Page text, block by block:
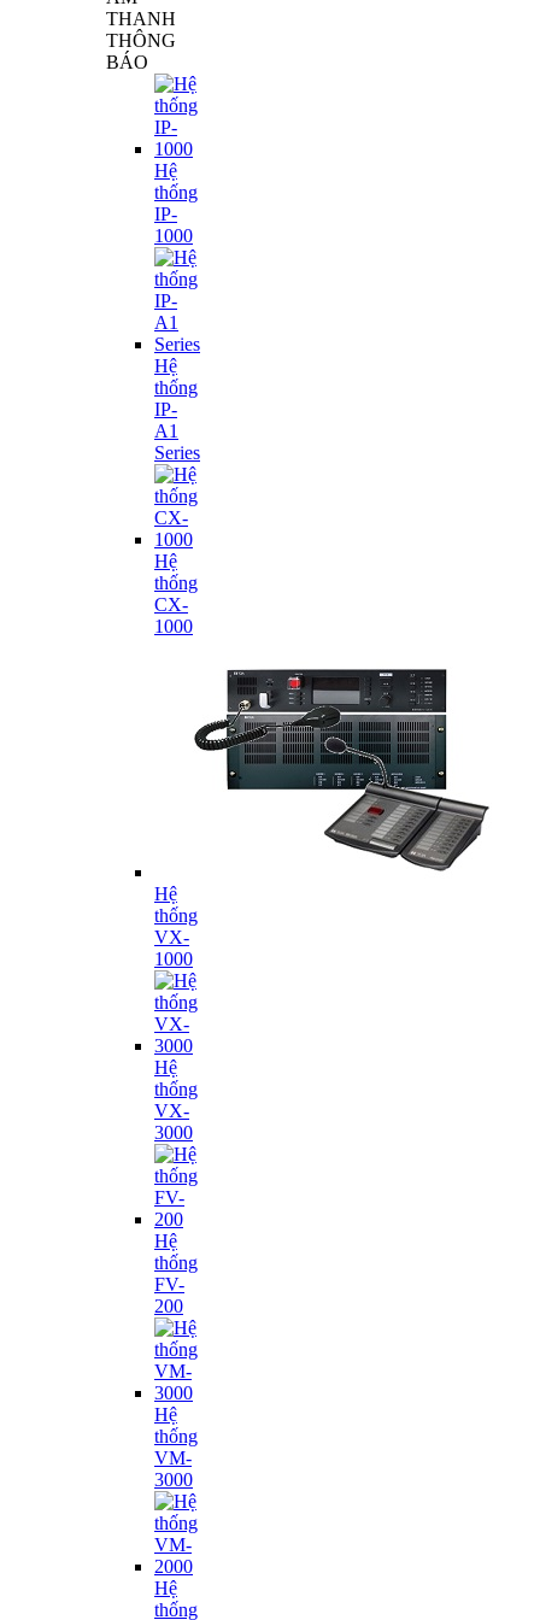
THANH
THÔNG
BÁO
Hệ
thống
IP-
1000
Hệ
thống
IP-
A1
Series
Hệ
thống
CX-
1000
Hệ
thống
VX-
1000
Hệ
thống
VX-
3000
Hệ
thống
FV-
200
Hệ
thống
VM-
3000
Hệ
thống